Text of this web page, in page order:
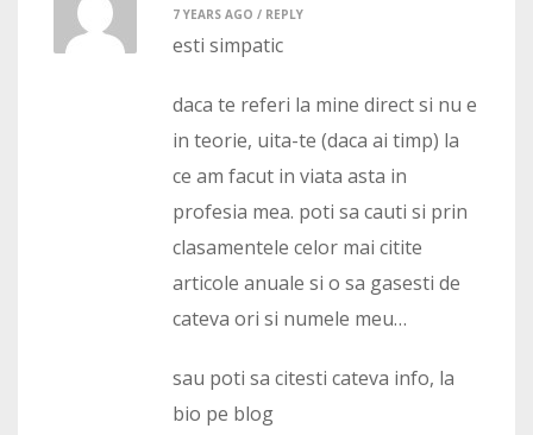
7 YEARS AGO / REPLY
esti simpatic
daca te referi la mine direct si nu e
in teorie, uita-te (daca ai timp) la
ce am facut in viata asta in
profesia mea. poti sa cauti si prin
clasamentele celor mai citite
articole anuale si o sa gasesti de
cateva ori si numele meu…
sau poti sa citesti cateva info, la
bio pe blog